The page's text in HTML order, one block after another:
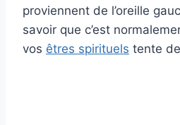
proviennent de l’oreille
savoir que c’est
vos êtres spirituels tente